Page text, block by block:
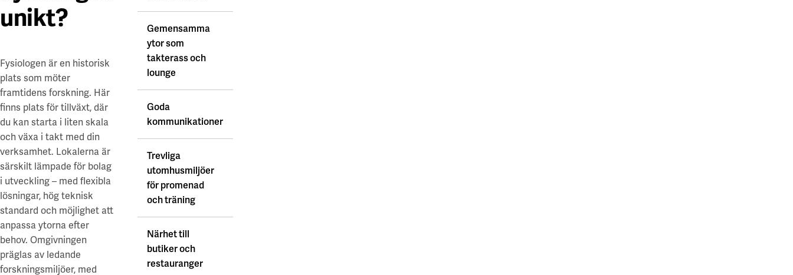
unikt?
Fysiologen är en historisk
plats som möter
framtidens forskning. Här
finns plats för tillväxt, där
du kan starta i liten skala
och växa i takt med din
verksamhet. Lokalerna är
särskilt lämpade för bolag
i utveckling – med flexibla
lösningar, hög teknisk
standard och möjlighet att
anpassa ytorna efter
behov. Omgivningen
präglas av ledande
forskningsmiljöer, med
Gemensamma
ytor som
takterass och
lounge
Goda
kommunikationer
Trevliga
utomhusmiljöer
för promenad
och träning
Närhet till
butiker och
restauranger